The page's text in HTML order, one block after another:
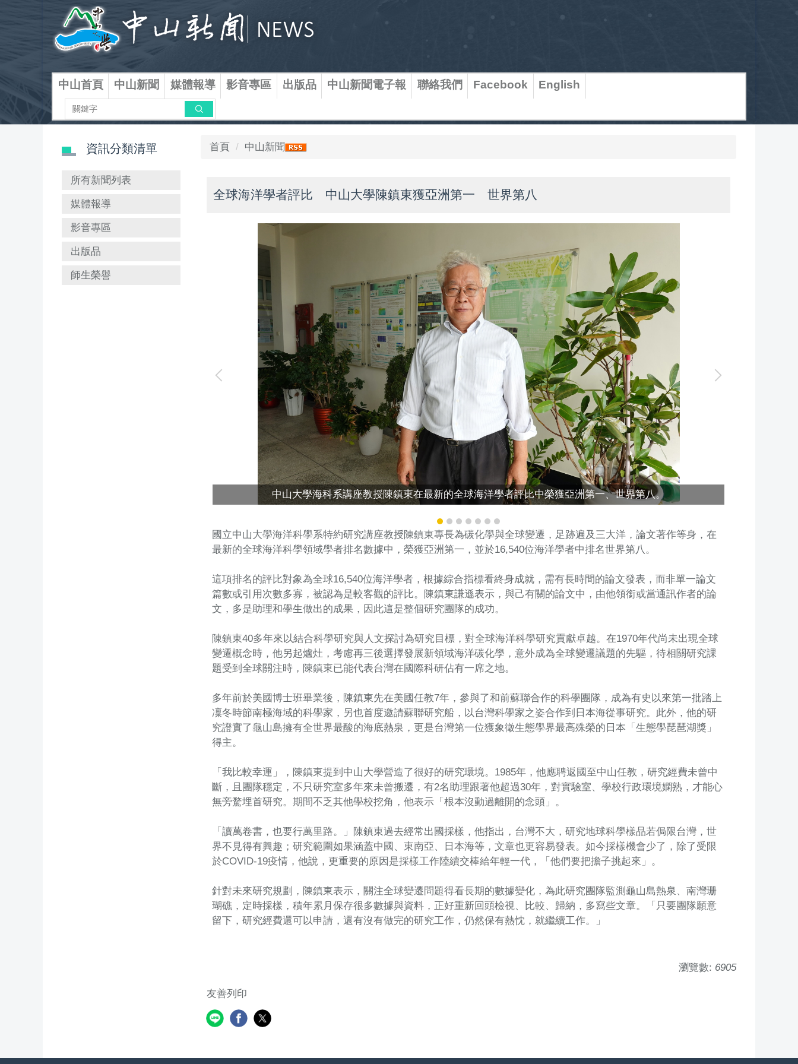
區
中山首頁 中山新聞 媒體報導 影音專區 出版品 中山新聞電子報 聯絡我們 Facebook English
搜尋
資訊分類清單
所有新聞列表
媒體報導
影音專區
出版品
師生榮譽
首頁 中山新聞
全球海洋學者評比 中山大學陳鎮東獲亞洲第一 世界第八
中山大學海科系講座教授陳鎮東在最新的全球海洋學者評比中榮獲亞洲第一、世界第八。
國立中山大學海洋科學系特約研究講座教授陳鎮東專長為碳化學與全球變遷，足跡遍及三大洋，論文著作等身，在
最新的全球海洋科學領域學者排名數據中，榮獲亞洲第一，並於16,540位海洋學者中排名世界第八。
這項排名的評比對象為全球16,540位海洋學者，根據綜合指標看終身成就，需有長時間的論文發表，而非單一論文
篇數或引用次數多寡，被認為是較客觀的評比。陳鎮東謙遜表示，與己有關的論文中，由他領銜或當通訊作者的論
文，多是助理和學生做出的成果，因此這是整個研究團隊的成功。
陳鎮東40多年來以結合科學研究與人文探討為研究目標，對全球海洋科學研究貢獻卓越。在1970年代尚未出現全球
變遷概念時，他另起爐灶，考慮再三後選擇發展新領域海洋碳化學，意外成為全球變遷議題的先驅，待相關研究課
題受到全球關注時，陳鎮東已能代表台灣在國際科研佔有一席之地。
多年前於美國博士班畢業後，陳鎮東先在美國任教7年，參與了和前蘇聯合作的科學團隊，成為有史以來第一批踏上
凜冬時節南極海域的科學家，另也首度邀請蘇聯研究船，以台灣科學家之姿合作到日本海從事研究。此外，他的研
究證實了龜山島擁有全世界最酸的海底熱泉，更是台灣第一位獲象徵生態學界最高殊榮的日本「生態學琵琶湖獎」
得主。
「我比較幸運」，陳鎮東提到中山大學營造了很好的研究環境。1985年，他應聘返國至中山任教，研究經費未曾中
斷，且團隊穩定，不只研究室多年來未曾搬遷，有2名助理跟著他超過30年，對實驗室、學校行政環境嫻熟，才能心
無旁騖埋首研究。期間不乏其他學校挖角，他表示「根本沒動過離開的念頭」。
「讀萬卷書，也要行萬里路。」陳鎮東過去經常出國採樣，他指出，台灣不大，研究地球科學樣品若侷限台灣，世
界不見得有興趣；研究範圍如果涵蓋中國、東南亞、日本海等，文章也更容易發表。如今採樣機會少了，除了受限
於COVID-19疫情，他說，更重要的原因是採樣工作陸續交棒給年輕一代，「他們要把擔子挑起來」。
針對未來研究規劃，陳鎮東表示，關注全球變遷問題得看長期的數據變化，為此研究團隊監測龜山島熱泉、南灣珊
瑚礁，定時採樣，積年累月保存很多數據與資料，正好重新回頭檢視、比較、歸納，多寫些文章。「只要團隊願意
留下，研究經費還可以申請，還有沒有做完的研究工作，仍然保有熱忱，就繼續工作。」
瀏覽數: 6905
友善列印